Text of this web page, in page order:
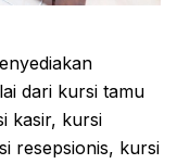
dari kursi tamu
kasir, kursi
resepsionis, kursi